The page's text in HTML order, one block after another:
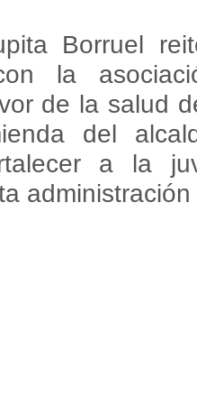
Borruel
la
de la salud
del
a la